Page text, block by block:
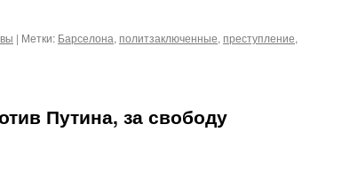
| Метки: Барселона, политзаключенные, преступление,
Путина, за свободу